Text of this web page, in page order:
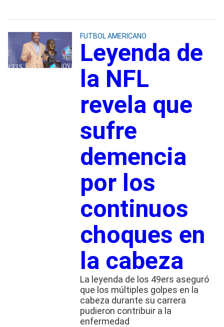
FUTBOL AMERICANO
Leyenda de
la NFL
revela que
sufre
demencia
por los
continuos
choques en
la cabeza
La leyenda de los 49ers aseguró
que los múltiples golpes en la
cabeza durante su carrera
pudieron contribuir a la
enfermedad